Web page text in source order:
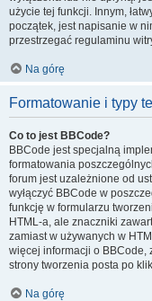
użycie tej funkcji. Innym,
początek, jest napisanie w
przestrzegać regulaminu
Na górę
Formatowanie i typy
Co to jest BBCode?
BBCode jest specjalną
formatowania
forum jest uzależnione od
wyłączyć BBCode w
funkcję w formularzu
HTML-a, ale znaczniki
zamiast w używanych w
więcej informacji o BBCode,
strony tworzenia posta po
Na górę